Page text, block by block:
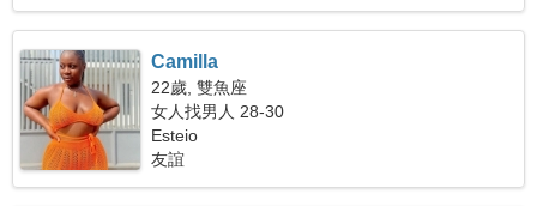
Camilla
22歲, 雙魚座
女人找男人 28-30
Esteio
友誼